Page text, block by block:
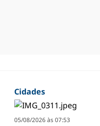
Cidades
05/08/2026 às 07:53